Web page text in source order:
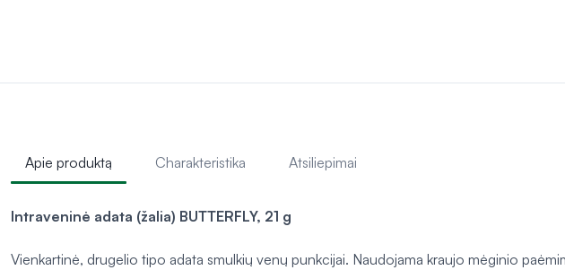
Apie produktą Charakteristika Atsiliepimai
Intraveninė adata (žalia) BUTTERFLY, 21 g
Vienkartinė, drugelio tipo adata smulkių venų punkcijai. Naudojama kraujo mėginio